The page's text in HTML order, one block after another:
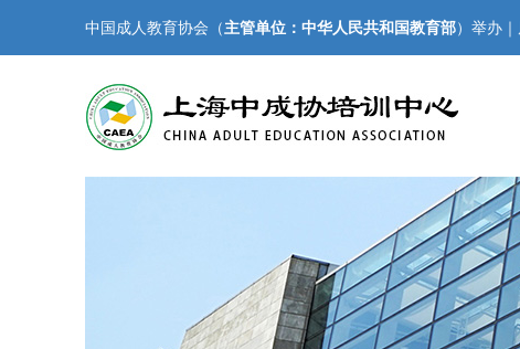
中国成人教育协会（主管单位：中华人民共和国教育部）举办